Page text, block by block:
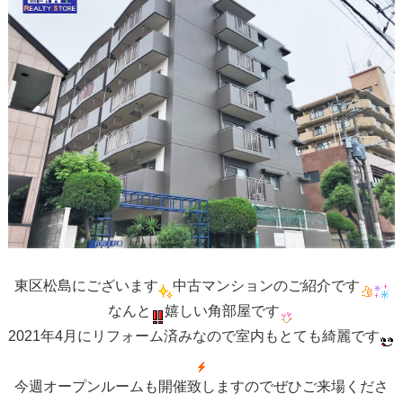
東区松島にございます
中古マンションのご紹介です
なんと
嬉しい角部屋です
2021年4月にリフォーム済みなので室内もとても綺麗です
今週オープンルームも開催致しますのでぜひご来場くださ